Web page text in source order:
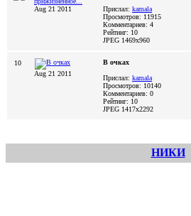
Aug 21 2011
Прислал: kamala
Просмотров: 11915
Комментариев: 4
Рейтинг: 10
JPEG 1469x960
10
Aug 21 2011
В очках
Прислал: kamala
Просмотров: 10140
Комментариев: 0
Рейтинг: 10
JPEG 1417x2292
НИКИ